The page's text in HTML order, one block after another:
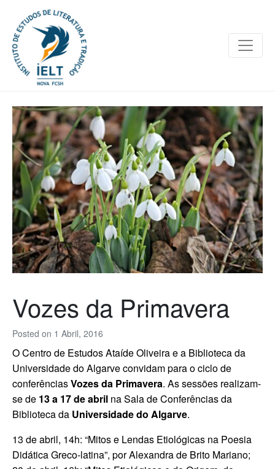
Posted on 1 Abril, 2016
Vozes da Primavera
O Centro de Estudos Ataíde Oliveira e a Biblioteca da
Universidade do Algarve convidam para o ciclo de
conferênciasVozes da Primavera. As sessões realizam-
se de 13 a 17 de abril na Sala de Conferências da
Biblioteca da Universidade do Algarve.
13 de abril, 14h: “Mitos e Lendas Etiológicas na Poesia
Didática Greco-latina”, por Alexandra de Brito Mariano;